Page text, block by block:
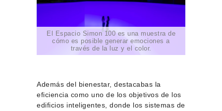
El Espacio Simon 100 es una muestra de
cómo es posible generar emociones a
través de la luz y el color.
Además del bienestar, destacabas la
eficiencia como uno de los objetivos de los
edificios inteligentes, donde los sistemas de